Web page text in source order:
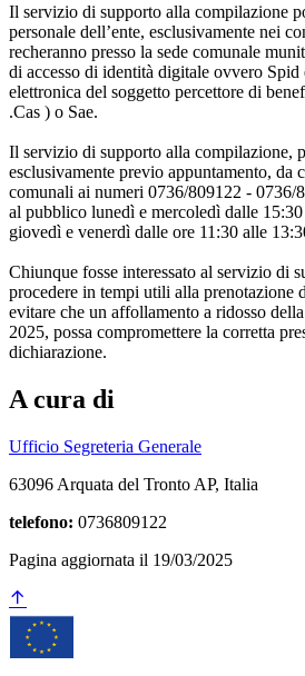
Il servizio di supporto alla compilazione
personale dell’ente, esclusivamente nei
recheranno presso la sede comunale
di accesso di identità digitale ovvero Spid
elettronica del soggetto percettore di
.Cas ) o Sae.
Il servizio di supporto alla compilazione,
esclusivamente previo appuntamento, da
comunali ai numeri 0736/809122 - 0736/
al pubblico lunedì e mercoledì dalle
giovedì e venerdì dalle ore 11:30 alle
Chiunque fosse interessato al servizio di
procedere in tempi utili alla prenotazione
evitare che un affollamento a ridosso
2025, possa compromettere la corretta
dichiarazione.
A cura di
Ufficio Segreteria Generale
63096 Arquata del Tronto AP, Italia
telefono: 0736809122
Pagina aggiornata il 19/03/2025